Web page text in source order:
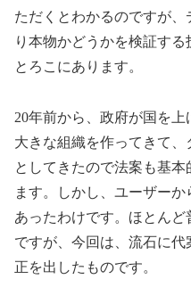
ただくとわかるのですが、
り本物かどうかを検証す
とろこにあります。
20年前から、政府が国を
大きな組織を作ってきて
としてきたので法案も基
ます。しかし、ユーザー
あったわけです。ほとん
ですが、今回は、流石に
正を出したものです。